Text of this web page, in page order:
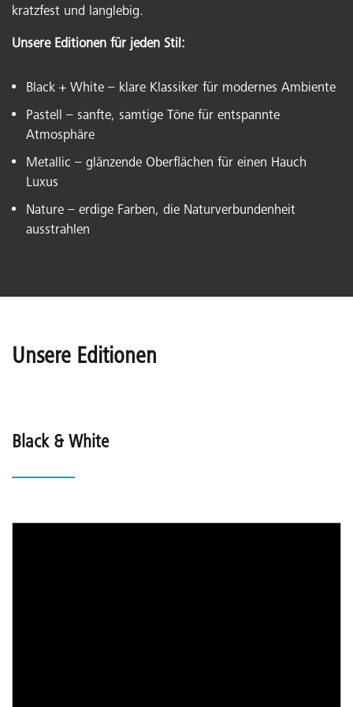
kratzfest und langlebig.
Unsere Editionen für jeden Stil:
Black + White – klare Klassiker für modernes Ambiente
Pastell – sanfte, samtige Töne für entspannte
Atmosphäre
Metallic – glänzende Oberflächen für einen Hauch
Luxus
Nature – erdige Farben, die Naturverbundenheit
ausstrahlen
Unsere Editionen
Black & White